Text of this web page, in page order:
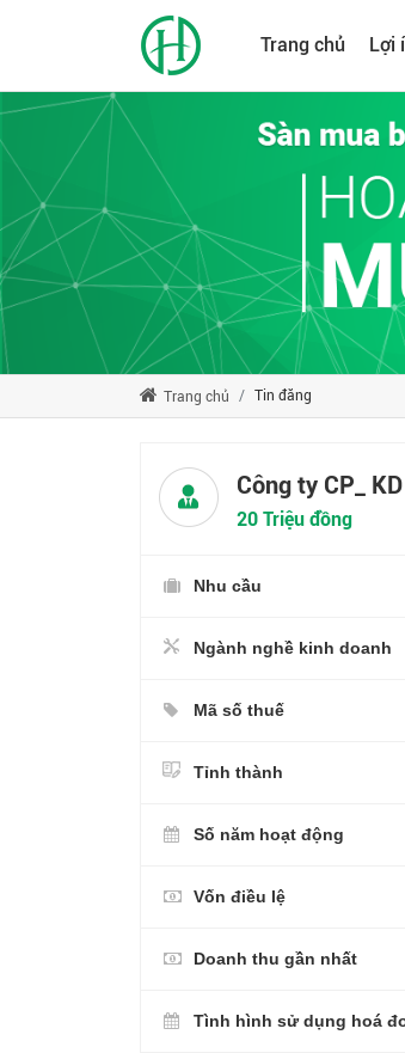
Trang chủ Lợi
Trang chủ Tin đăng
Công ty CP_
20 Triệu đồng
Nhu cầu
Ngành nghề kinh doanh
Mã số thuế
Tỉnh thành
Số năm hoạt động
Vốn điều lệ
Doanh thu gần nhất
Tình hình sử dụng hoá